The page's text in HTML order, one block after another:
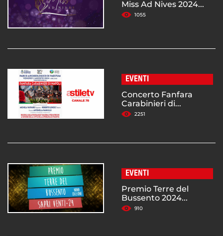
Miss Ad Nives 2024...
1055
EVENTI
Concerto Fanfara
Carabinieri di...
2251
EVENTI
Premio Terre del
Bussento 2024...
910